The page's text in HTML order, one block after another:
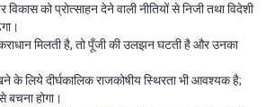
को प्रोत्साहन देने वाली नीतियों से निजी तथा विदेशी
मिलती है, तो पूँजी की उलझन घटती है और उनका
के लिये दीर्घकालिक राजकोषीय स्थिरता भी आवश्यक है;
बचना होगा।